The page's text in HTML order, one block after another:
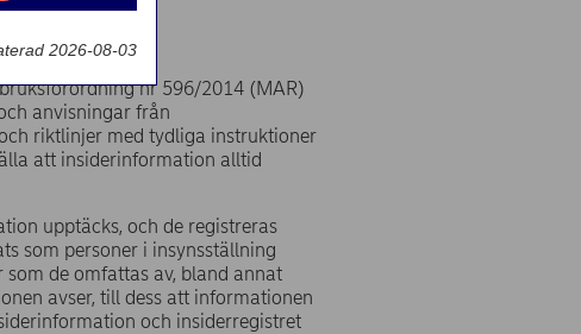
nr 596/2014 (MAR)
anvisningar från
riktlinjer med tydliga instruktioner
att insiderinformation alltid
upptäcks, och de registreras
som personer i insynsställning
de omfattas av, bland annat
avser, till dess att informationen
och insiderregistret
2026-08-03